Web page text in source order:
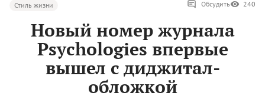
Стиль жизни Обсудить 240
Новый номер журнала
Psychologies впервые
вышел с диджитал-
обложкой